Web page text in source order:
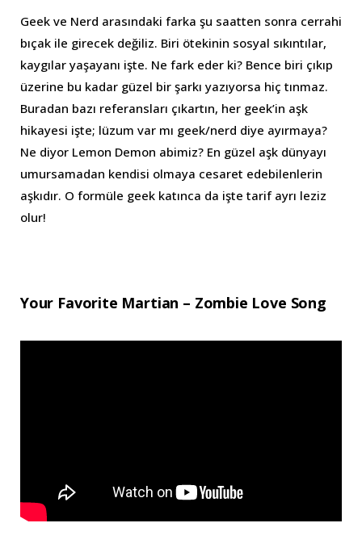
Geek ve Nerd arasındaki farka şu saatten sonra cerrahi
bıçak ile girecek değiliz. Biri ötekinin sosyal sıkıntılar,
kaygılar yaşayanı işte. Ne fark eder ki? Bence biri çıkıp
üzerine bu kadar güzel bir şarkı yazıyorsa hiç tınmaz.
Buradan bazı referansları çıkartın, her geek’in aşk
hikayesi işte; lüzum var mı geek/nerd diye ayırmaya?
Ne diyor Lemon Demon abimiz? En güzel aşk dünyayı
umursamadan kendisi olmaya cesaret edebilenlerin
aşkıdır. O formüle geek katınca da işte tarif ayrı leziz
olur!
Your Favorite Martian – Zombie Love Song